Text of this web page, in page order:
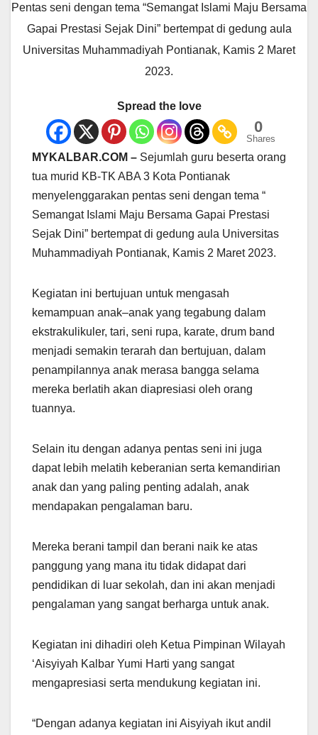
Pentas seni dengan tema “Semangat Islami Maju Bersama
Gapai Prestasi Sejak Dini” bertempat di gedung aula
Universitas Muhammadiyah Pontianak, Kamis 2 Maret
2023.
Spread the love
0
Shares
MYKALBAR.COM – Sejumlah guru beserta orang
tua murid KB-TK ABA 3 Kota Pontianak
menyelenggarakan pentas seni dengan tema “
Semangat Islami Maju Bersama Gapai Prestasi
Sejak Dini” bertempat di gedung aula Universitas
Muhammadiyah Pontianak, Kamis 2 Maret 2023.
Kegiatan ini bertujuan untuk mengasah
kemampuan anak–anak yang tegabung dalam
ekstrakulikuler, tari, seni rupa, karate, drum band
menjadi semakin terarah dan bertujuan, dalam
penampilannya anak merasa bangga selama
mereka berlatih akan diapresiasi oleh orang
tuannya.
Selain itu dengan adanya pentas seni ini juga
dapat lebih melatih keberanian serta kemandirian
anak dan yang paling penting adalah, anak
mendapakan pengalaman baru.
Mereka berani tampil dan berani naik ke atas
panggung yang mana itu tidak didapat dari
pendidikan di luar sekolah, dan ini akan menjadi
pengalaman yang sangat berharga untuk anak.
Kegiatan ini dihadiri oleh Ketua Pimpinan Wilayah
‘Aisyiyah Kalbar Yumi Harti yang sangat
mengapresiasi serta mendukung kegiatan ini.
“Dengan adanya kegiatan ini Aisyiyah ikut andil